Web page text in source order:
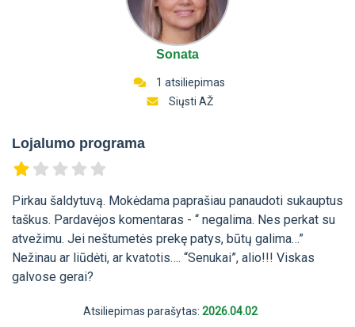
Sonata
1 atsiliepimas
Siųsti AŽ
Lojalumo programa
Pirkau šaldytuvą. Mokėdama paprašiau panaudoti sukauptus
taškus. Pardavėjos komentaras - “ negalima. Nes perkat su
atvežimu. Jei neštumetės prekę patys, būtų galima…”
Nežinau ar liūdėti, ar kvatotis…. “Senukai”, alio!!! Viskas
galvose gerai?
Atsiliepimas parašytas: 2026.04.02